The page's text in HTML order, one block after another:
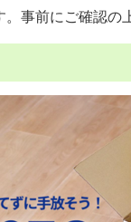
事前にご確認の